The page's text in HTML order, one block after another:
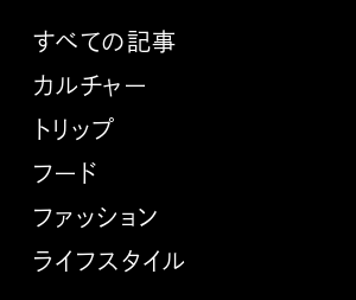
すべての記事
カルチャー
トリップ
フード
ファッション
ライフスタイル